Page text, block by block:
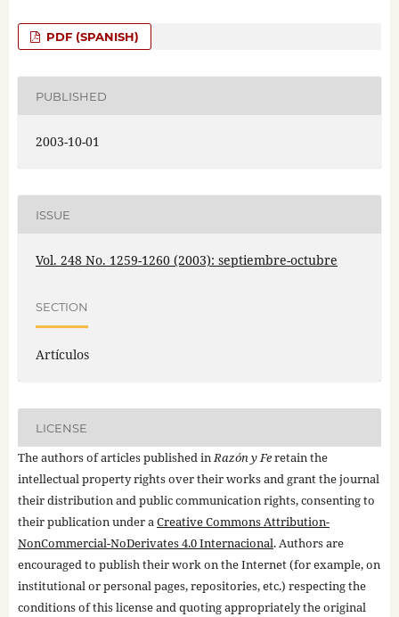
PDF (SPANISH)
PUBLISHED
2003-10-01
ISSUE
Vol. 248 No. 1259-1260 (2003): septiembre-octubre
SECTION
Artículos
LICENSE
The authors of articles published inRazón y Feretain the
intellectual property rights over their works and grant the journal
their distribution and public communication rights, consenting to
their publication under aCreative Commons Attribution-
NonCommercial-NoDerivates 4.0 Internacional. Authors are
encouraged to publish their work on the Internet (for example, on
institutional or personal pages, repositories, etc.) respecting the
conditions of this license and quoting appropriately the original